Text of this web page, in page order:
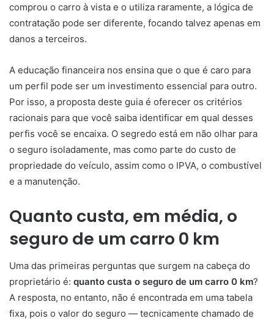
comprou o carro à vista e o utiliza raramente, a lógica de
contratação pode ser diferente, focando talvez apenas em
danos a terceiros.
A educação financeira nos ensina que o que é caro para
um perfil pode ser um investimento essencial para outro.
Por isso, a proposta deste guia é oferecer os critérios
racionais para que você saiba identificar em qual desses
perfis você se encaixa. O segredo está em não olhar para
o seguro isoladamente, mas como parte do custo de
propriedade do veículo, assim como o IPVA, o combustível
e a manutenção.
Quanto custa, em média, o
seguro de um carro 0 km
Uma das primeiras perguntas que surgem na cabeça do
proprietário é: quanto custa o seguro de um carro 0 km?
A resposta, no entanto, não é encontrada em uma tabela
fixa, pois o valor do seguro — tecnicamente chamado de